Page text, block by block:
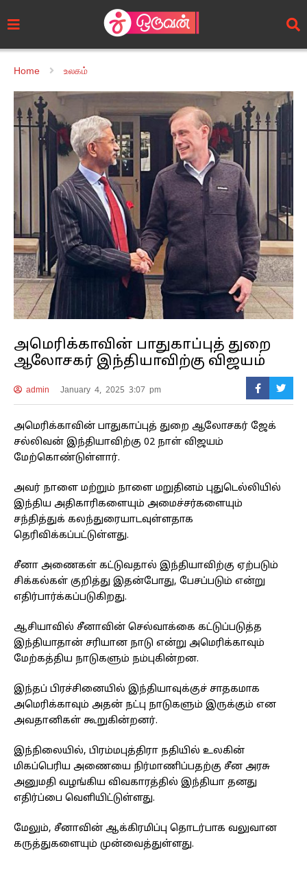
Home உலகம்
அமெரிக்காவின் பாதுகாப்புத் துறை
ஆலோசகர் இந்தியாவிற்கு விஜயம்
admin January 4, 2025 3:07 pm
அமெரிக்காவின் பாதுகாப்புத் துறை ஆலோசகர் ஜேக்
சல்லிவன் இந்தியாவிற்கு 02 நாள் விஜயம்
மேற்கொண்டுள்ளார்.
அவர் நாளை மற்றும் நாளை மறுதினம் புதுடெல்லியில்
இந்திய அதிகாரிகளையும் அமைச்சர்களையும்
சந்தித்துக் கலந்துரையாடவுள்ளதாக
தெரிவிக்கப்பட்டுள்ளது.
சீனா அணைகள் கட்டுவதால் இந்தியாவிற்கு ஏற்படும்
சிக்கல்கள் குறித்து இதன்போது, பேசப்படும் என்று
எதிர்பார்க்கப்படுகிறது.
ஆசியாவில் சீனாவின் செல்வாக்கை கட்டுப்படுத்த
இந்தியாதான் சரியான நாடு என்று அமெரிக்காவும்
மேற்கத்திய நாடுகளும் நம்புகின்றன.
இந்தப் பிரச்சினையில் இந்தியாவுக்குச் சாதகமாக
அமெரிக்காவும் அதன் நட்பு நாடுகளும் இருக்கும் என
அவதானிகள் கூறுகின்றனர்.
இந்நிலையில், பிரம்மபுத்திரா நதியில் உலகின்
மிகப்பெரிய அணையை நிர்மாணிப்பதற்கு சீன அரசு
அனுமதி வழங்கிய விவகாரத்தில் இந்தியா தனது
எதிர்ப்பை வெளியிட்டுள்ளது.
மேலும், சீனாவின் ஆக்கிரமிப்பு தொடர்பாக வலுவான
கருத்துகளையும் முன்வைத்துள்ளது.